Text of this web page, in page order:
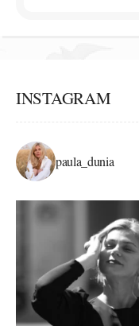
INSTAGRAM
paula_dunia